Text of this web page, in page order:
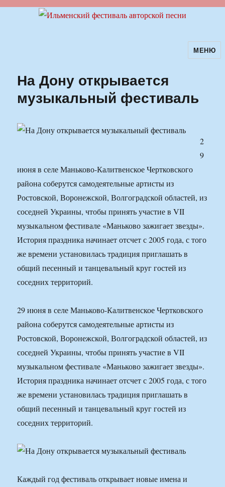
Ильменский фестиваль авторскойМЕНЮ
На Дону открывается
музыкальный фестиваль
2
9
июня в селе Маньково-Калитвенское Чертковского
района соберутся самодеятельные артисты из
Ростовской, Воронежской, Волгоградской областей, из
соседней Украины, чтобы принять участие в VII
музыкальном фестивале «Маньково зажигает звезды».
История праздника начинает отсчет с 2005 года, с того
же времени установилась традиция приглашать в
общий песенный и танцевальный круг гостей из
соседних территорий.
29 июня в селе Маньково-Калитвенское Чертковского
района соберутся самодеятельные артисты из
Ростовской, Воронежской, Волгоградской областей, из
соседней Украины, чтобы принять участие в VII
музыкальном фестивале «Маньково зажигает звезды».
История праздника начинает отсчет с 2005 года, с того
же времени установилась традиция приглашать в
общий песенный и танцевальный круг гостей из
соседних территорий.
Каждый год фестиваль открывает новые имена и